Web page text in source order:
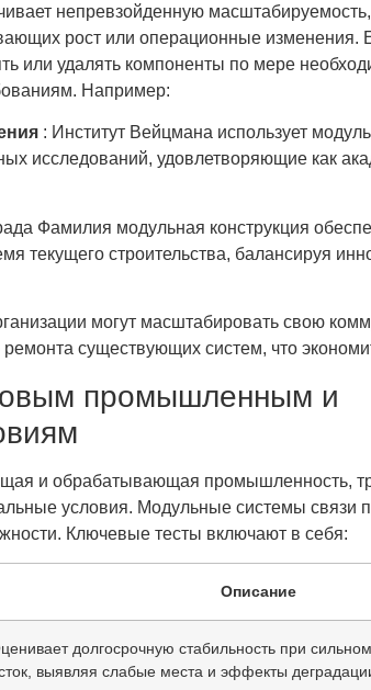
непревзойденную
рост или операционные изменения.
или удалять компоненты по мере
Например:
: Институт Вейцмана использует
исследований, удовлетворяющие как
Фамилия модульная конструкция
текущего строительства, балансируя
могут масштабировать свою
ремонта существующих систем, что
промышленным и
и обрабатывающая промышленность,
условия. Модульные системы связи
Ключевые тесты включают в себя:
Описание
долгосрочную стабильность при
выявляя слабые места и эффекты